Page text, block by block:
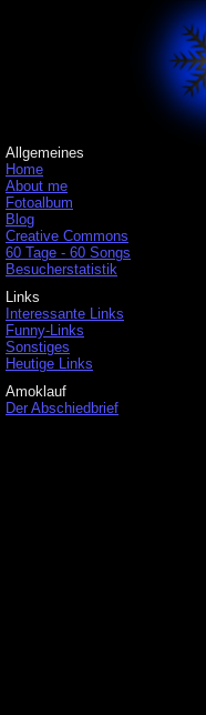
Allgemeines
Home
About me
Fotoalbum
Blog
Creative Commons
60 Tage - 60 Songs
Besucherstatistik
Links
Interessante Links
Funny-Links
Sonstiges
Heutige Links
Amoklauf
Der Abschiedbrief